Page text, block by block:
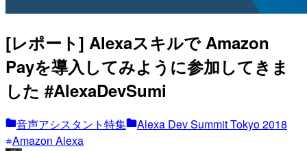
[レポート] Alexaスキルで Amazon
Payを導入してみように参加してきま
した #AlexaDevSumi
音声アシスタント特集
Alexa Dev Summit Tokyo 2018
Amazon Alexa